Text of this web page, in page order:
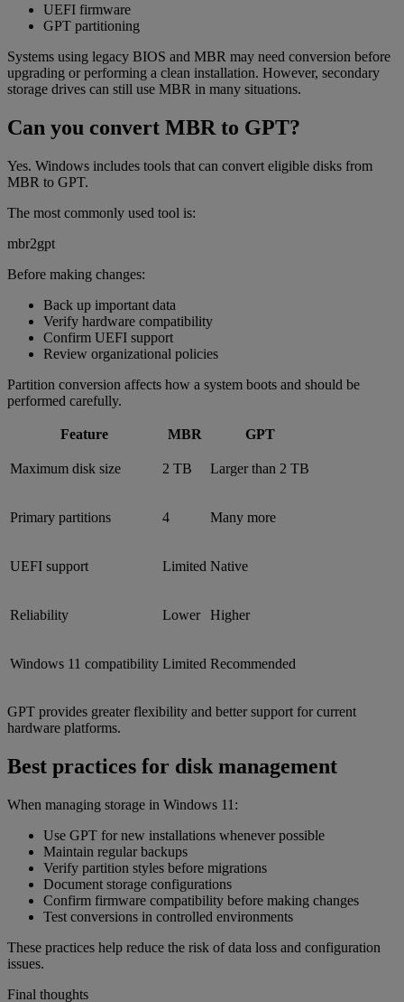
UEFI firmware
GPT partitioning
Systems using legacy BIOS and MBR may need conversion before
upgrading or performing a clean installation. However, secondary
storage drives can still use MBR in many situations.
Can you convert MBR to GPT?
Yes. Windows includes tools that can convert eligible disks from
MBR to GPT.
The most commonly used tool is:
mbr2gpt
Before making changes:
Back up important data
Verify hardware compatibility
Confirm UEFI support
Review organizational policies
Partition conversion affects how a system boots and should be
performed carefully.
Feature MBR GPT
Maximum disk size 2 TB Larger than 2 TB
Primary partitions 4 Many more
UEFI support Limited Native
Reliability Lower Higher
Windows 11 compatibility Limited Recommended
GPT provides greater flexibility and better support for current
hardware platforms.
Best practices for disk management
When managing storage in Windows 11:
Use GPT for new installations whenever possible
Maintain regular backups
Verify partition styles before migrations
Document storage configurations
Confirm firmware compatibility before making changes
Test conversions in controlled environments
These practices help reduce the risk of data loss and configuration
issues.
Final thoughts